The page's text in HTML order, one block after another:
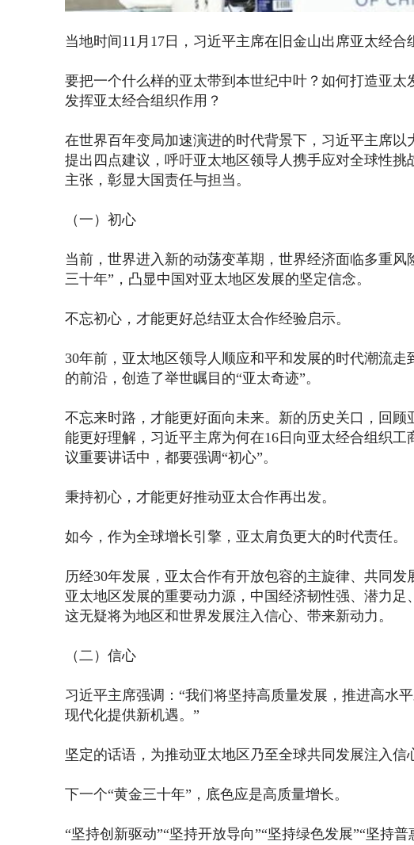
当地时间11月17日，习近平主席在旧金山出席亚太经
要把一个什么样的亚太带到本世纪中叶？如何打造亚
发挥亚太经合组织作用？
在世界百年变局加速演进的时代背景下，习近平主席
提出四点建议，呼吁亚太地区领导人携手应对全球性
主张，彰显大国责任与担当。
（一）初心
当前，世界进入新的动荡变革期，世界经济面临多重
三十年”，凸显中国对亚太地区发展的坚定信念。
不忘初心，才能更好总结亚太合作经验启示。
30年前，亚太地区领导人顺应和平和发展的时代潮流
的前沿，创造了举世瞩目的“亚太奇迹”。
不忘来时路，才能更好面向未来。新的历史关口，回
能更好理解，习近平主席为何在16日向亚太经合组织
议重要讲话中，都要强调“初心”。
秉持初心，才能更好推动亚太合作再出发。
如今，作为全球增长引擎，亚太肩负更大的时代责任。
历经30年发展，亚太合作有开放包容的主旋律、共同
亚太地区发展的重要动力源，中国经济韧性强、潜力
这无疑将为地区和世界发展注入信心、带来新动力。
（二）信心
习近平主席强调：“我们将坚持高质量发展，推进高水
现代化提供新机遇。”
坚定的话语，为推动亚太地区乃至全球共同发展注入信
下一个“黄金三十年”，底色应是高质量增长。
“坚持创新驱动”“坚持开放导向”“坚持绿色发展”“坚